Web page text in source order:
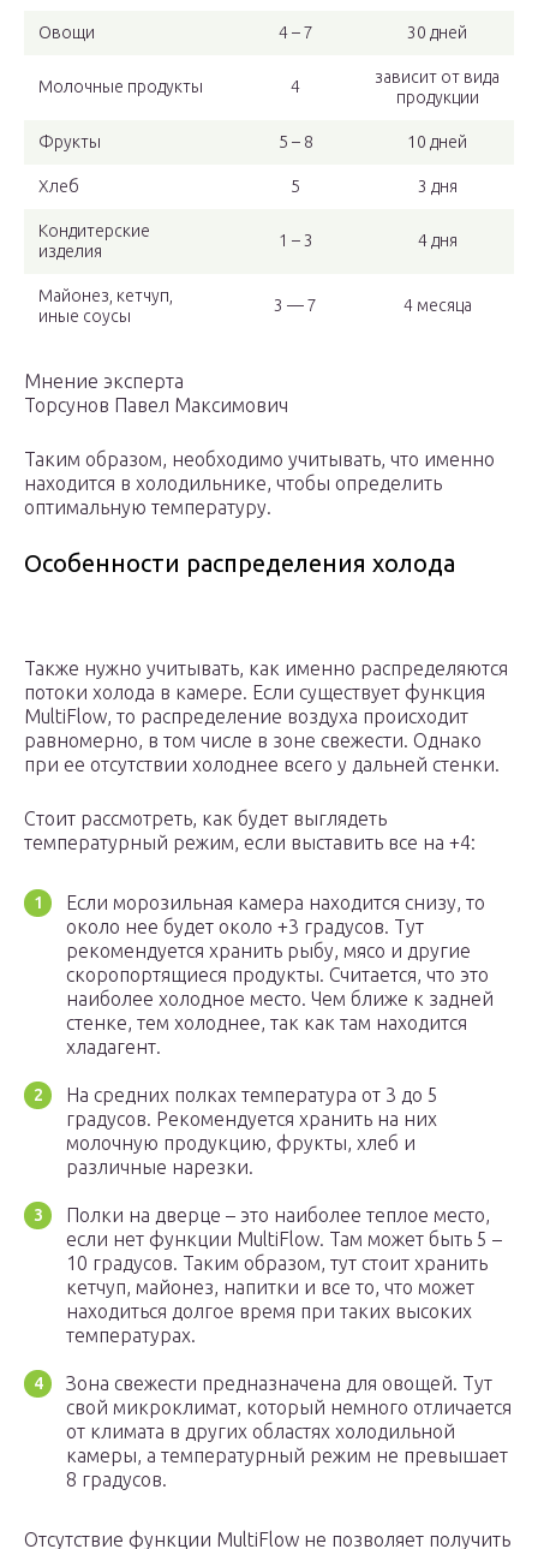
Овощи 4 – 7 30 дней
Молочные продукты 4
зависит от вида
продукции
Фрукты 5 – 8 10 дней
Хлеб 5 3 дня
Кондитерские
изделия
1 – 3 4 дня
Майонез, кетчуп,
иные соусы
3 — 7 4 месяца
Мнение эксперта
Торсунов Павел Максимович
Таким образом, необходимо учитывать, что именно
находится в холодильнике, чтобы определить
оптимальную температуру.
Особенности распределения холода
Также нужно учитывать, как именно распределяются
потоки холода в камере. Если существует функция
MultiFlow, то распределение воздуха происходит
равномерно, в том числе в зоне свежести. Однако
при ее отсутствии холоднее всего у дальней стенки.
Стоит рассмотреть, как будет выглядеть
температурный режим, если выставить все на +4:
Если морозильная камера находится снизу, то
около нее будет около +3 градусов. Тут
рекомендуется хранить рыбу, мясо и другие
скоропортящиеся продукты. Считается, что это
наиболее холодное место. Чем ближе к задней
стенке, тем холоднее, так как там находится
хладагент.
На средних полках температура от 3 до 5
градусов. Рекомендуется хранить на них
молочную продукцию, фрукты, хлеб и
различные нарезки.
Полки на дверце – это наиболее теплое место,
если нет функции MultiFlow. Там может быть 5 –
10 градусов. Таким образом, тут стоит хранить
кетчуп, майонез, напитки и все то, что может
находиться долгое время при таких высоких
температурах.
Зона свежести предназначена для овощей. Тут
свой микроклимат, который немного отличается
от климата в других областях холодильной
камеры, а температурный режим не превышает
8 градусов.
Отсутствие функции MultiFlow не позволяет получить